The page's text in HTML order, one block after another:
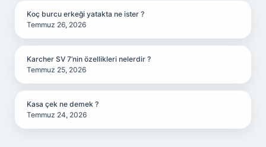
Koç burcu erkeği yatakta ne ister ?
Temmuz 26, 2026
Karcher SV 7’nin özellikleri nelerdir ?
Temmuz 25, 2026
Kasa çek ne demek ?
Temmuz 24, 2026